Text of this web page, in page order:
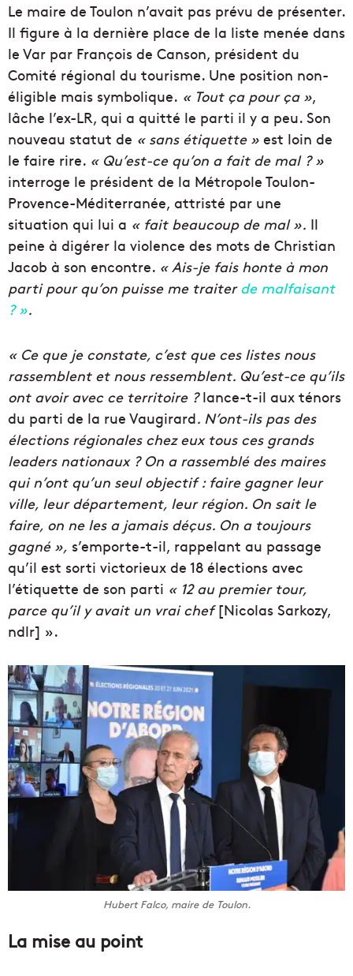
Le maire de Toulon n’avait pas prévu de présenter.
Il figure à la dernière place de la liste menée dans
le Var par François de Canson, président du
Comité régional du tourisme. Une position non-
éligible mais symbolique. « Tout ça pour ça »,
lâche l’ex-LR, qui a quitté le parti il y a peu. Son
nouveau statut de « sans étiquette » est loin de
le faire rire. « Qu’est-ce qu’on a fait de mal ? »
interroge le président de la Métropole Toulon-
Provence-Méditerranée, attristé par une
situation qui lui a « fait beaucoup de mal ». Il
peine à digérer la violence des mots de Christian
Jacob à son encontre. « Ais-je fais honte à mon
parti pour qu’on puisse me traiterde malfaisant
? ».
« Ce que je constate, c’est que ces listes nous
rassemblent et nous ressemblent. Qu’est-ce qu’ils
ont avoir avec ce territoire ?lance-t-il aux ténors
du parti de la rue Vaugirard. N’ont-ils pas des
élections régionales chez eux tous ces grands
leaders nationaux ? On a rassemblé des maires
qui n’ont qu’un seul objectif : faire gagner leur
ville, leur département, leur région. On sait le
faire, on ne les a jamais déçus. On a toujours
gagné », s’emporte-t-il, rappelant au passage
qu’il est sorti victorieux de 18 élections avec
l’étiquette de son parti « 12 au premier tour,
parce qu’il y avait un vrai chef[Nicolas Sarkozy,
ndlr] ».
Hubert Falco, maire de Toulon.
La mise au point